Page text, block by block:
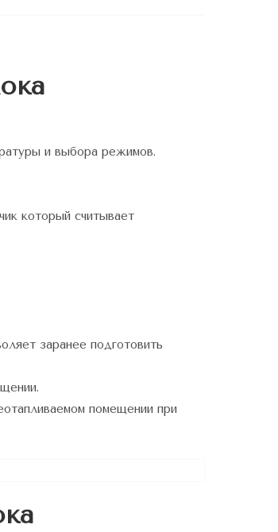
и выбора режимов.
который считывает
заранее подготовить
помещении при